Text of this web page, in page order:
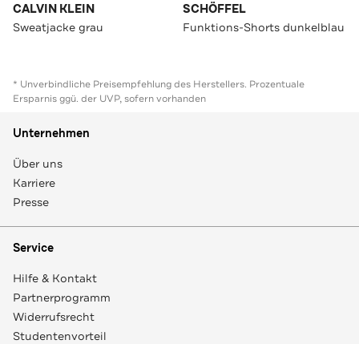
CALVIN KLEIN
Sweatjacke grau
SCHÖFFEL
Funktions-Shorts dunkelblau
* Unverbindliche Preisempfehlung des Herstellers. Prozentuale
Ersparnis ggü. der UVP, sofern vorhanden
Unternehmen
Über uns
Karriere
Presse
Service
Hilfe & Kontakt
Partnerprogramm
Widerrufsrecht
Studentenvorteil